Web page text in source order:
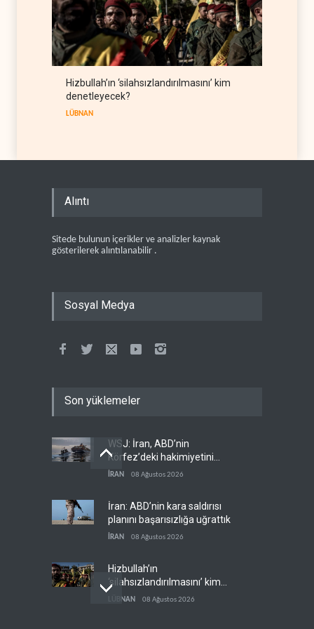
Hizbullah’ın ‘silahsızlandırılmasını’ kim
denetleyecek?
LÜBNAN
Alıntı
Sitede bulunun içerikler ve analizler kaynak
gösterilerek alıntılanabilir .
Sosyal Medya
Son yüklemeler
WSJ: İran, ABD’nin
Körfez’deki hakimiyetini
sona erdiriyor
İRAN 08 Ağustos 2026
İran: ABD’nin kara saldırısı
planını başarısızlığa uğrattık
İRAN 08 Ağustos 2026
Hizbullah’ın
‘silahsızlandırılmasını’ kim
denetleyecek?
LÜBNAN 08 Ağustos 2026